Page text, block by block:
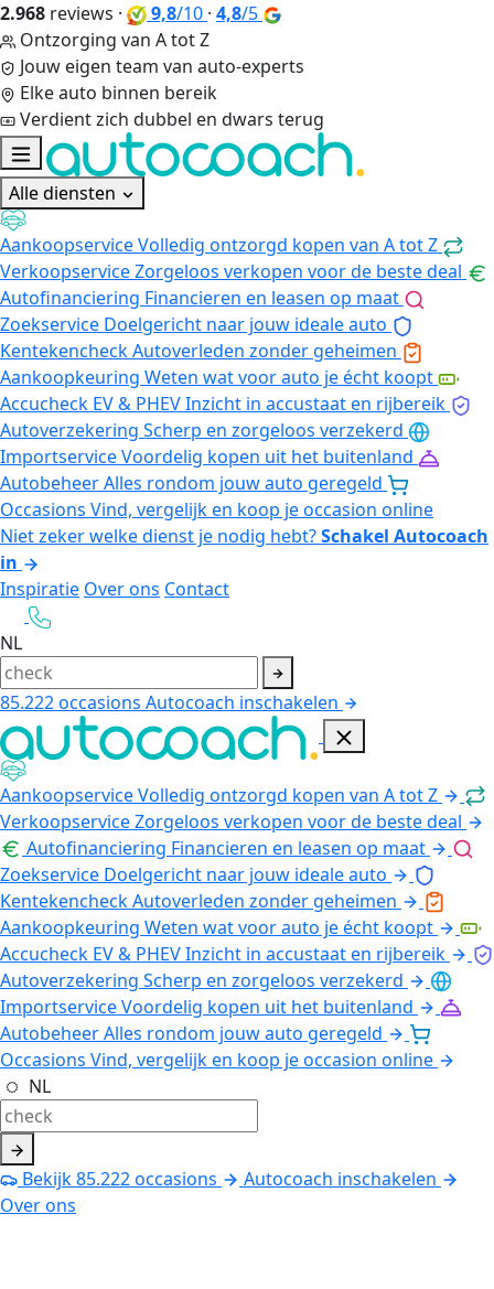
2.968 reviews · 9,8/10 · 4,8/5
Ontzorging van A tot Z
Jouw eigen team van auto-experts
Elke auto binnen bereik
Verdient zich dubbel en dwars terug
Alle diensten
AankoopserviceVolledig ontzorgd kopen van A tot Z
VerkoopserviceZorgeloos verkopen voor de beste deal
Autofinanciering Financieren en leasen op maat
Zoekservice Doelgericht naar jouw ideale auto
KentekencheckAutoverleden zonder geheimen
Aankoopkeuring Weten wat voor auto je écht koopt
Accucheck EV & PHEVInzicht in accustaat en rijbereik
Autoverzekering Scherp en zorgeloos verzekerd
ImportserviceVoordelig kopen uit het buitenland
AutobeheerAlles rondom jouw auto geregeld
Occasions Vind, vergelijk en koop je occasion online
Niet zeker welke dienst je nodig hebt?Schakel Autocoach
in
Inspiratie Over ons Contact
NL
85.222occasions Autocoach inschakelen
AankoopserviceVolledig ontzorgd kopen van A tot Z
VerkoopserviceZorgeloos verkopen voor de beste deal
Autofinanciering Financieren en leasen op maat
Zoekservice Doelgericht naar jouw ideale auto
KentekencheckAutoverleden zonder geheimen
Aankoopkeuring Weten wat voor auto je écht koopt
Accucheck EV & PHEVInzicht in accustaat en rijbereik
Autoverzekering Scherp en zorgeloos verzekerd
ImportserviceVoordelig kopen uit het buitenland
AutobeheerAlles rondom jouw auto geregeld
Occasions Vind, vergelijk en koop je occasion online
NL
Bekijk85.222occasions
Autocoach inschakelen
Over ons